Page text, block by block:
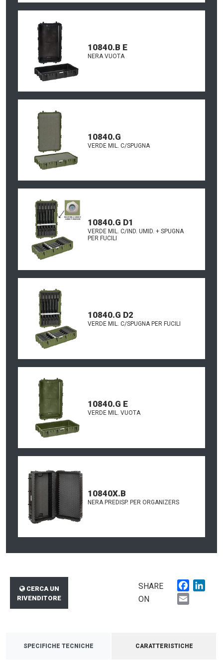
10840.B E
NERA VUOTA
10840.G
VERDE MIL. C/SPUGNA
10840.G D1
VERDE MIL. C/IND. UMID. + SPUGNA
PER FUCILI
10840.G D2
VERDE MIL. C/SPUGNA PER FUCILI
10840.G E
VERDE MIL. VUOTA
10840X.B
NERA PREDISP. PER ORGANIZERS
CERCA UN
RIVENDITORE
SHARE
ON
SPECIFICHE TECNICHE CARATTERISTICHE